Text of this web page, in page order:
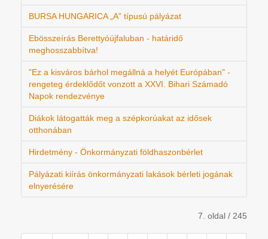
BURSA HUNGARICA „A” típusú pályázat
Ebösszeírás Berettyóújfaluban - határidő
meghosszabbítva!
"Ez a kisváros bárhol megállná a helyét Európában" -
rengeteg érdeklődőt vonzott a XXVI. Bihari Számadó
Napok rendezvénye
Diákok látogatták meg a szépkorúakat az idősek
otthonában
Hirdetmény - Önkormányzati földhaszonbérlet
Pályázati kiírás önkormányzati lakások bérleti jogának
elnyerésére
7. oldal / 245